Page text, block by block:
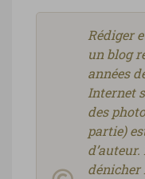
Rédiger
un blog
années
Internet
des
partie)
dénicher